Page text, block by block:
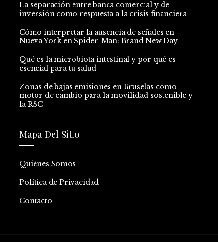
La separación entre banca comercial y de
inversión como respuesta a la crisis financiera
Cómo interpretar la ausencia de señales en
Nueva York en Spider-Man: Brand New Day
Qué es la microbiota intestinal y por qué es
esencial para tu salud
Zonas de bajas emisiones en Bruselas como
motor de cambio para la movilidad sostenible y
la RSC
Mapa Del Sitio
Quiénes Somos
Política de Privacidad
Contacto